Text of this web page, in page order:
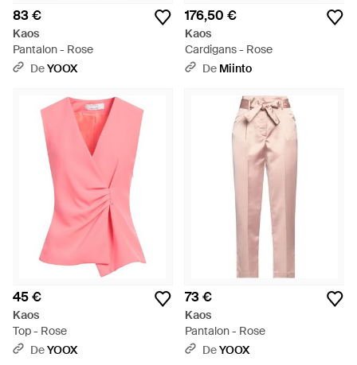
83 €
Kaos
Pantalon - Rose
DeYOOX
176,50 €
Kaos
Cardigans - Rose
De Miinto
45 €
Kaos
Top - Rose
DeYOOX
73 €
Kaos
Pantalon - Rose
DeYOOX